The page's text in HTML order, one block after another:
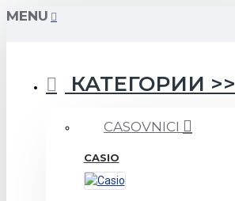
MENU
КАТЕГОРИИ >>
CASOVNICI
CASIO